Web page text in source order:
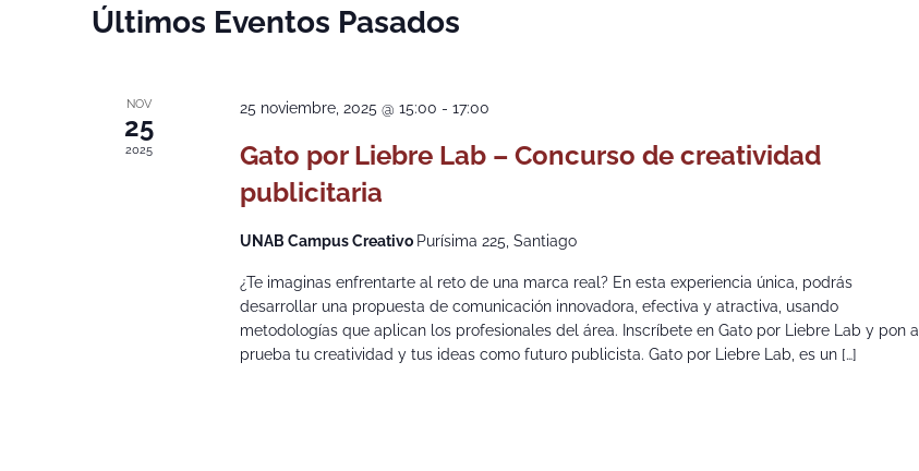
Calendario
Eventos
Últimos Eventos Pasados
NOV
25
2025
25 noviembre, 2025 @ 15:00 - 17:00
Gato por Liebre Lab – Concurso de creatividad
publicitaria
UNAB Campus Creativo Purísima 225, Santiago
¿Te imaginas enfrentarte al reto de una marca real? En esta experiencia única, podrás
desarrollar una propuesta de comunicación innovadora, efectiva y atractiva, usando
metodologías que aplican los profesionales del área. Inscríbete en Gato por Liebre Lab y pon a
prueba tu creatividad y tus ideas como futuro publicista. Gato por Liebre Lab, es un […]